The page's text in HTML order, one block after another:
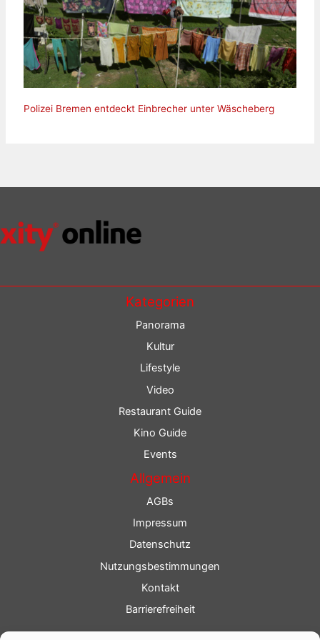
Polizei Bremen entdeckt Einbrecher unter Wäscheberg
Kategorien
Panorama
Kultur
Lifestyle
Video
Restaurant Guide
Kino Guide
Events
Allgemein
AGBs
Impressum
Datenschutz
Nutzungsbestimmungen
Kontakt
Barrierefreiheit